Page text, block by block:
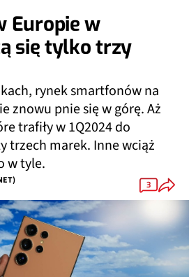
Europie w
się tylko trzy
rynek smartfonów na
znowu pnie się w górę. Aż
trafiły w 1Q2024 do
trzech marek. Inne wciąż
w tyle.
3